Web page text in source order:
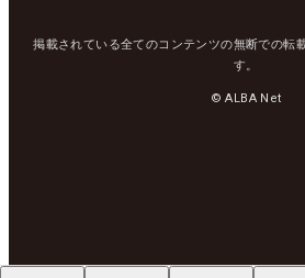
掲載されている全てのコンテンツの無断での転
す。
© ALBA Net